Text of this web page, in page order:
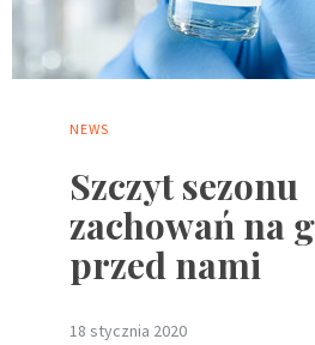
NEWS
Szczyt sezonu
zachowań na
przed nami
18 stycznia 2020